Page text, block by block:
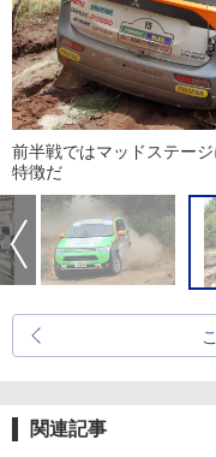
前半戦ではマッドステー
特徴だ
関連記事